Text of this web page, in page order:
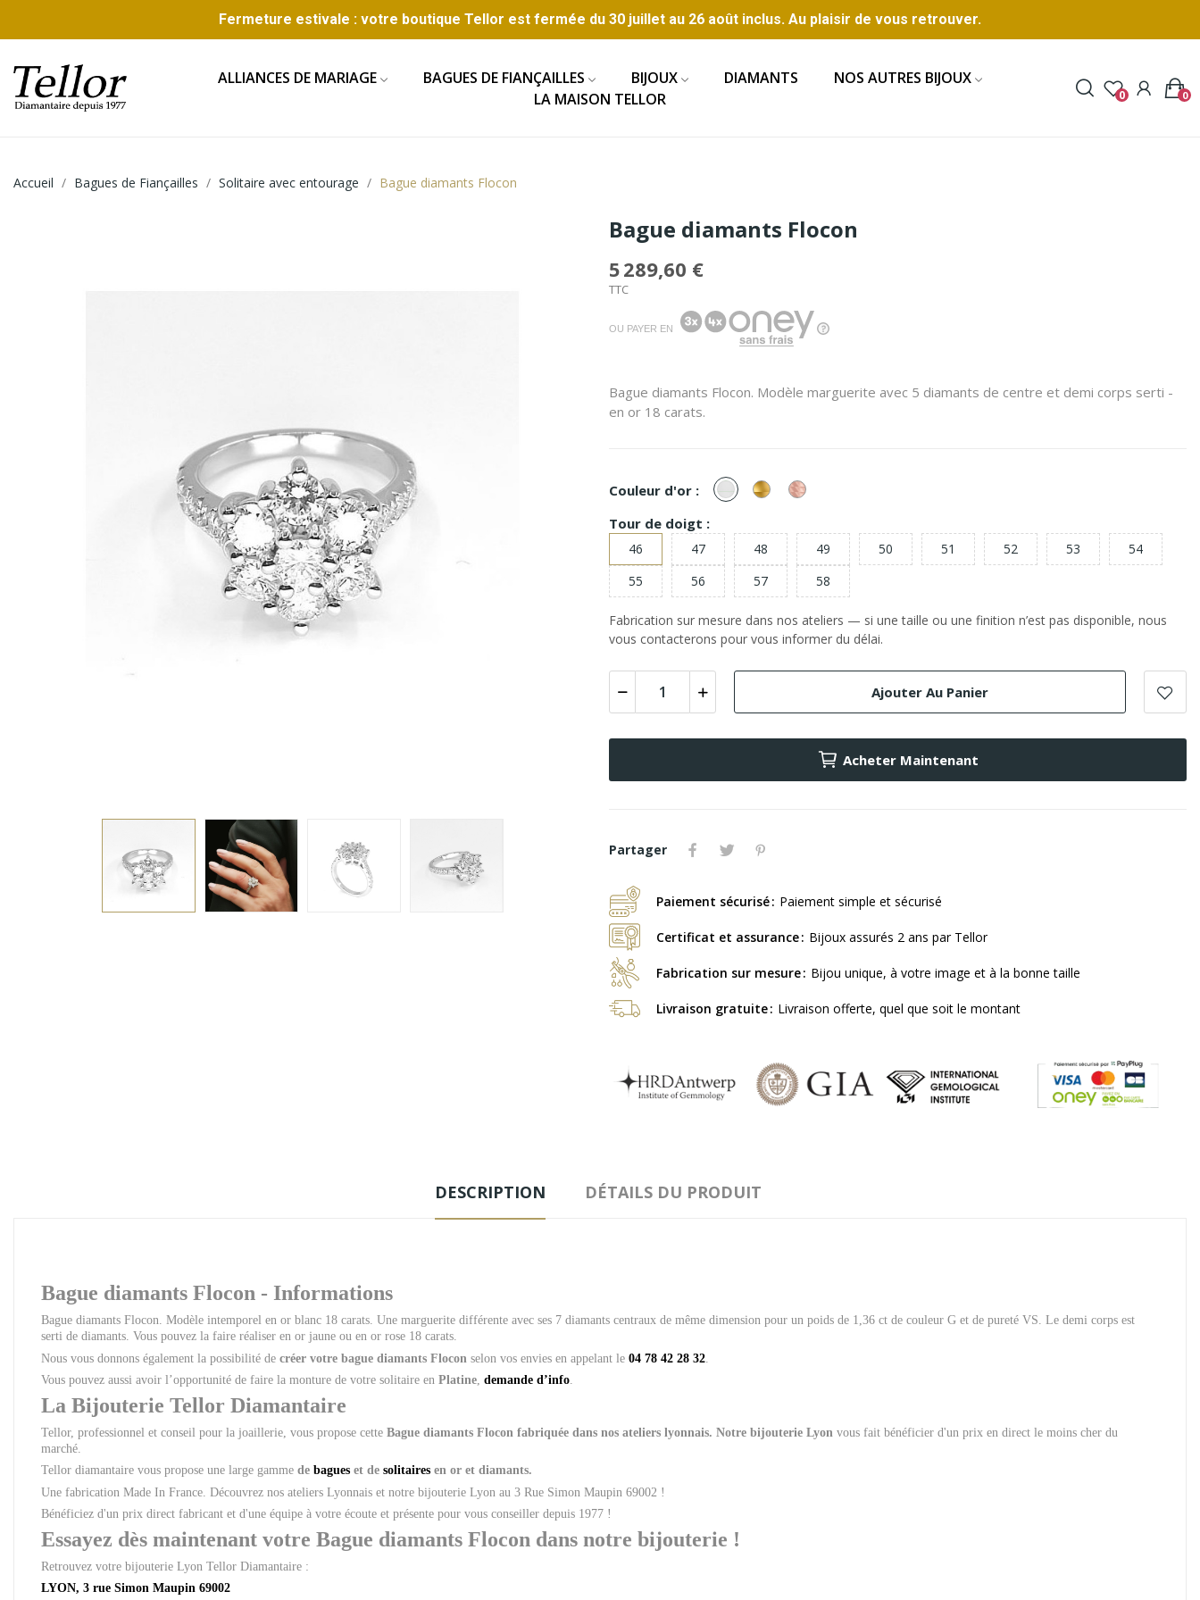
Fermeture estivale : votre boutique Tellor est fermée du 30 juillet au 26 août inclus. Au plaisir de vous retrouver.
ALLIANCES DE MARIAGE BAGUES DE FIANÇAILLES BIJOUX DIAMANTS
NOS AUTRES BIJOUX
LA MAISON TELLOR
0 0
Accueil Bagues de Fiançailles Solitaire avec entourage Bague diamants Flocon
Bague diamants Flocon
5 289,60 €
TTC
OU PAYER EN
Bague diamants Flocon. Modèle marguerite avec 5 diamants de centre et demi corps serti -
en or 18 carats.
Couleur d'or : or
Blanc
or
Jaune
or
Rose
Tour de doigt :
46 47 48 49 50 51 52 53
54
55
56 57 58
Fabrication sur mesure dans nos ateliers — si une taille ou une finition n’est pas disponible, nous
vous contacterons pour vous informer du délai.
Ajouter Au Panier
Acheter Maintenant
Partager
Paiement sécurisé Paiement simple et sécurisé
Certificat et assurance Bijoux assurés 2 ans par Tellor
Fabrication sur mesure Bijou unique, à votre image et à la bonne taille
Livraison gratuite Livraison offerte, quel que soit le montant
DESCRIPTION DÉTAILS DU PRODUIT
Bague diamants Flocon - Informations
Bague diamants Flocon. Modèle intemporel en or blanc 18 carats. Une marguerite différente avec ses 7 diamants centraux de même dimension pour un poids de 1,36 ct de couleur G et de pureté VS. Le demi corps est
serti de diamants. Vous pouvez la faire réaliser en or jaune ou en or rose 18 carats.
Nous vous donnons également la possibilité de créer votre bague diamants Flocon selon vos envies en appelant le 04 78 42 28 32
Vous pouvez aussi avoir l’opportunité de faire la monture de votre solitaire en Platine, demande d’info.
La Bijouterie Tellor Diamantaire
Tellor, professionnel et conseil pour la joaillerie, vous propose cette Bague diamants Flocon fabriquée dans nos ateliers lyonnais. Notre bijouterie Lyon vous fait bénéficier d'un prix en direct le moins cher du
marché.
Tellor diamantaire vous propose une large gamme de bagues et de solitaires en or et diamants.
Une fabrication Made In France. Découvrez nos ateliers Lyonnais et notre bijouterie Lyon au 3 Rue Simon Maupin 69002 !
Bénéficiez d'un prix direct fabricant et d'une équipe à votre écoute et présente pour vous conseiller depuis 1977 !
Essayez dès maintenant votre Bague diamants Flocon dans notre bijouterie !
Retrouvez votre bijouterie Lyon Tellor Diamantaire :
LYON, 3 rue Simon Maupin 69002